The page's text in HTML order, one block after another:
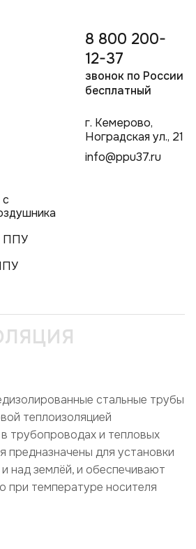
ППУ
8 800 200-
12-37
звонок по России
бесплатный
г. Кемерово,
Ноградская ул., 21
info@ppu37.ru
стальные трубы
теплоизоляцией
трубопроводах и тепловых
предназначены для установки
над землёй, и обеспечивают
при температуре носителя